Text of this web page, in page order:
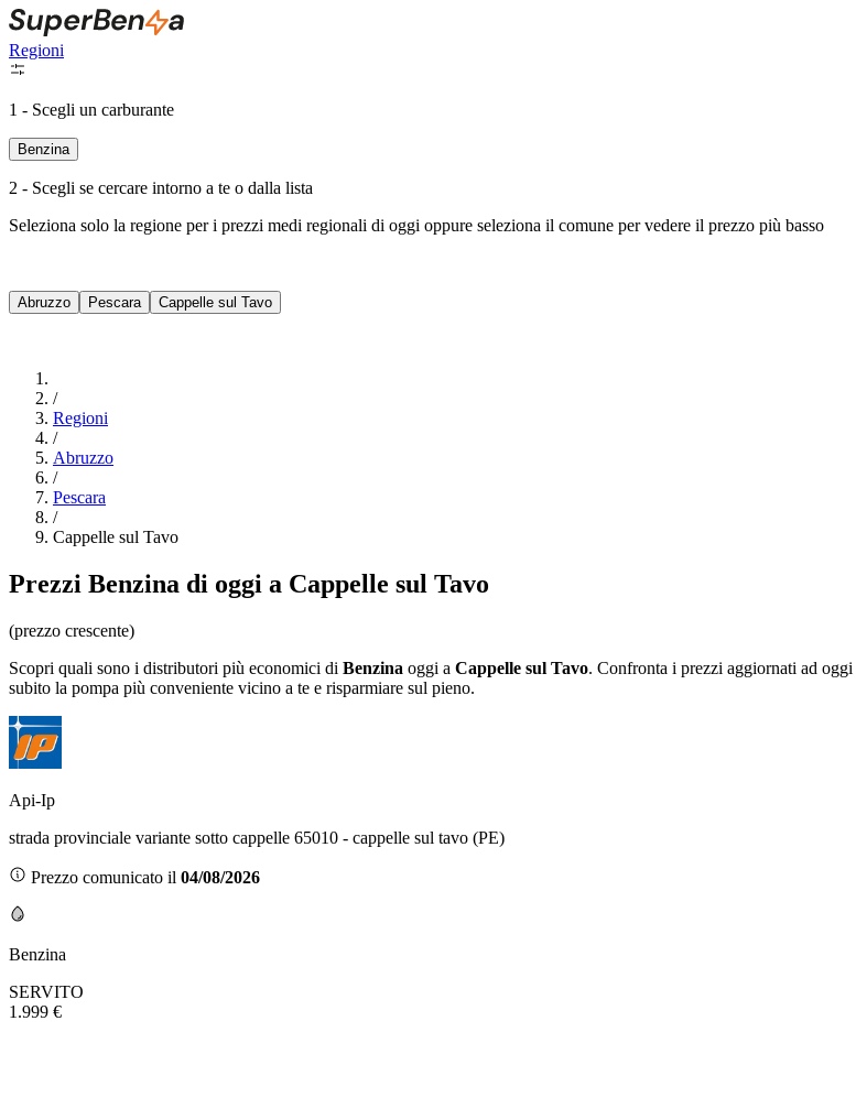
Regioni
1 - Scegli un carburante
Benzina
2 - Scegli se cercare intorno a te o dalla lista
Seleziona solo la regione per i prezzi medi regionali di oggi oppure seleziona il comune per vedere il prezzo più basso
Abruzzo Pescara Cappelle sul Tavo
/
Regioni
/
Abruzzo
/
Pescara
/
Cappelle sul Tavo
Prezzi Benzina di oggi a Cappelle sul Tavo
(prezzo crescente)
Scopri quali sono i distributori più economici di Benzina oggi a Cappelle sul Tavo. Confronta i prezzi aggiornati ad oggi
subito la pompa più conveniente vicino a te e risparmiare sul pieno.
Api-Ip
strada provinciale variante sotto cappelle 65010 - cappelle sul tavo (PE)
Prezzo comunicato il 04/08/2026
Benzina
SERVITO
1.999 €